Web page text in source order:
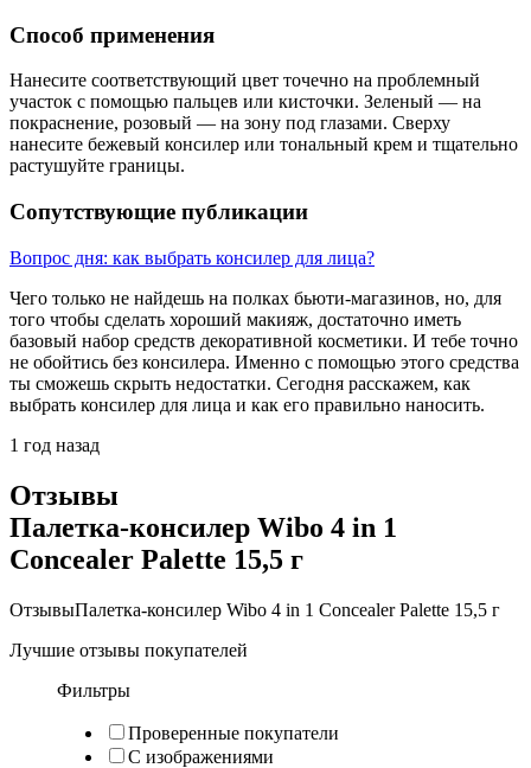
Способ применения
Нанесите соответствующий цвет точечно на проблемный
участок с помощью пальцев или кисточки. Зеленый — на
покраснение, розовый — на зону под глазами. Сверху
нанесите бежевый консилер или тональный крем и тщательно
растушуйте границы.
Сопутствующие публикации
Вопрос дня: как выбрать консилер для лица?
Чего только не найдешь на полках бьюти-магазинов, но, для
того чтобы сделать хороший макияж, достаточно иметь
базовый набор средств декоративной косметики. И тебе точно
не обойтись без консилера. Именно с помощью этого средства
ты сможешь скрыть недостатки. Сегодня расскажем, как
выбрать консилер для лица и как его правильно наносить.
1 год назад
Отзывы
Палетка-консилер Wibo 4 in 1
Concealer Palette 15,5 г
ОтзывыПалетка-консилер Wibo 4 in 1 Concealer Palette 15,5 г
Лучшие отзывы покупателей
Фильтры
Проверенные покупатели
С изображениями